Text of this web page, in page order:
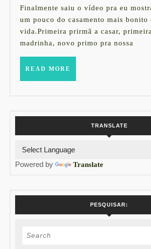
mais
bonito
do
de
2014
Finalmente saiu o vídeo pra eu
um pouco do casamento mais bonito
vida.Primeira prirmã a casar,
madrinha, novo primo pra nossa
READ MORE
TRANSLATE
Powered by Translate
PESQUISAR:
Search